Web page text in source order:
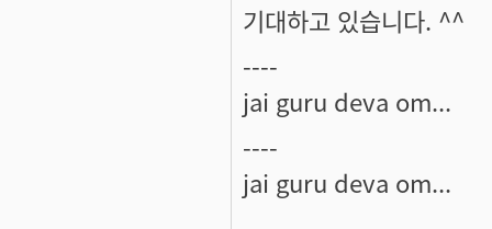
기대하고 있습니다. ^^
----
jai guru deva om...
----
jai guru deva om...